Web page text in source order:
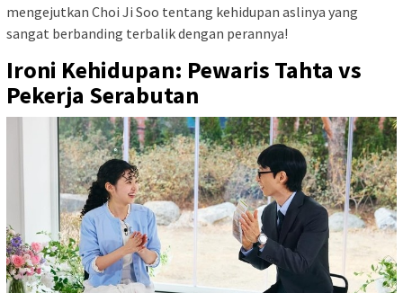
mengejutkan Choi Ji Soo tentang kehidupan aslinya yang
sangat berbanding terbalik dengan perannya!
Ironi Kehidupan: Pewaris Tahta vs
Pekerja Serabutan